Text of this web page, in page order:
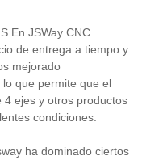
En JSWay CNC
de entrega a tiempo y
mejorado
que permite que el
4 ejes y otros productos
condiciones.
ha dominado ciertos